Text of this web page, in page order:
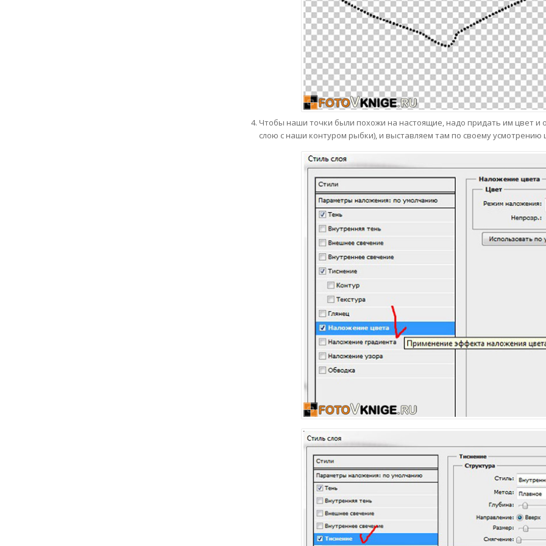
Чтобы наши точки были похожи на настоящие, надо придать им цвет и
слою с наши контуром рыбки), и выставляем там по своему усмотрению